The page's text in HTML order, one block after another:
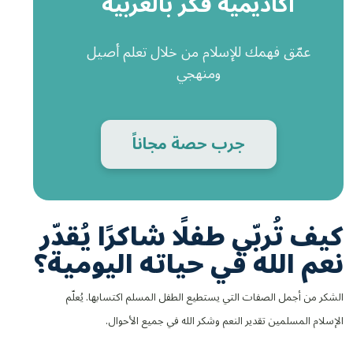
عمّق فهمك للإسلام من خلال تعلم أصيل
ومنهجي
جرب حصة مجاناً
كيف تُربّي طفلًا شاكرًا يُقدّر
نعم الله في حياته اليومية؟
الشكر من أجمل الصفات التي يستطيع الطفل المسلم اكتسابها. يُعلّم
الإسلام المسلمين تقدير النعم وشكر الله في جميع الأحوال.